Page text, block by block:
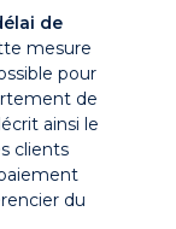
de
mesure
pour
de
ainsi le
clients
du